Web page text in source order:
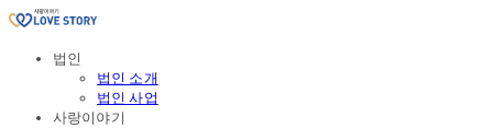
법인
법인 소개
법인 사업
사랑이야기